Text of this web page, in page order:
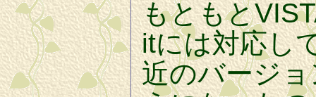
もともと
itには対応し
近のバージ